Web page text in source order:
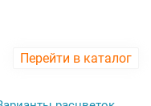
Перейти в каталог